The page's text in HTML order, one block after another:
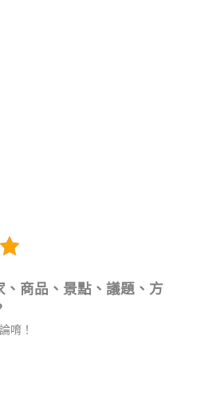
商品、景點、議題、方
唷！